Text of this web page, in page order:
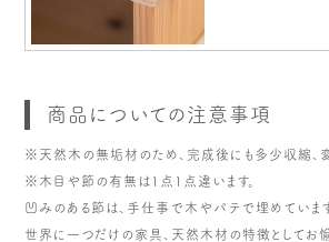
商品についての注意事項
※天然木の無垢材のため、完成後にも多少収縮、変
※木目や節の有無は1点1点違います。
凹みのある節は、手仕事で木やパテで埋めています
世界に一つだけの家具、天然木材の特徴としてお愉